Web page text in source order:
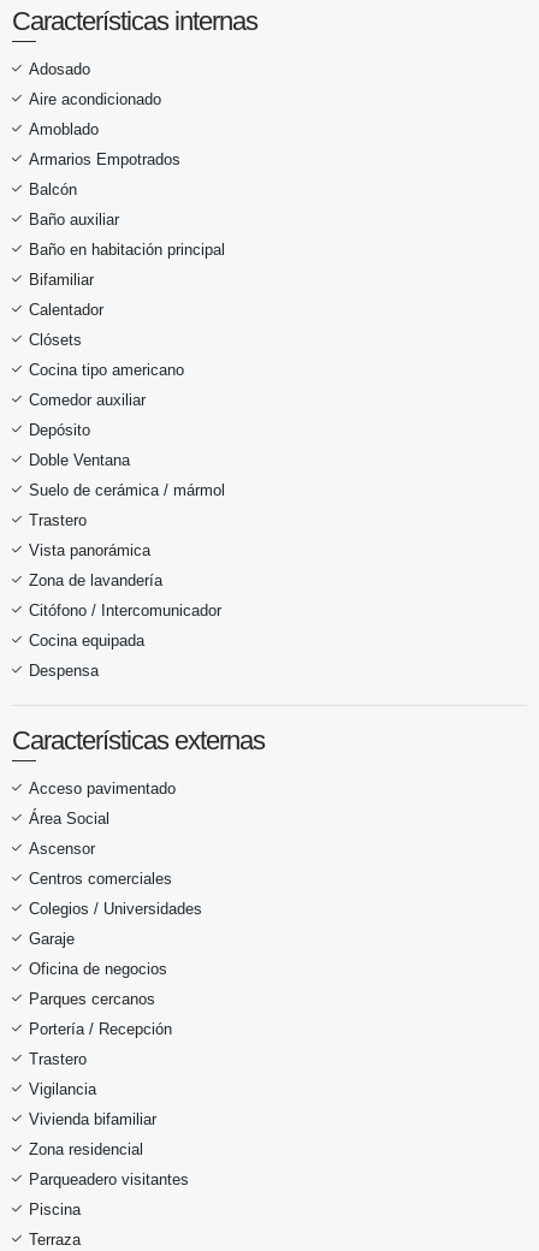
Características internas
Adosado
Aire acondicionado
Amoblado
Armarios Empotrados
Balcón
Baño auxiliar
Baño en habitación principal
Bifamiliar
Calentador
Clósets
Cocina tipo americano
Comedor auxiliar
Depósito
Doble Ventana
Suelo de cerámica / mármol
Trastero
Vista panorámica
Zona de lavandería
Citófono / Intercomunicador
Cocina equipada
Despensa
Características externas
Acceso pavimentado
Área Social
Ascensor
Centros comerciales
Colegios / Universidades
Garaje
Oficina de negocios
Parques cercanos
Portería / Recepción
Trastero
Vigilancia
Vivienda bifamiliar
Zona residencial
Parqueadero visitantes
Piscina
Terraza